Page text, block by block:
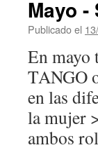
Mayo -
Publicado el
En mayo
TANGO
en las
la mujer
ambos